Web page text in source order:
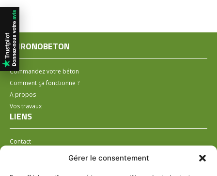
Gérer le consentement
CHRONOBETON
Commandez votre béton
Comment ça fonctionne ?
A propos
Vos travaux
LIENS
Contact